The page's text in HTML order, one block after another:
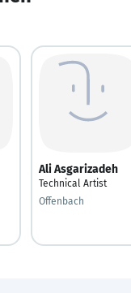
Ali Asgarizadeh
Technical Artist
Offenbach